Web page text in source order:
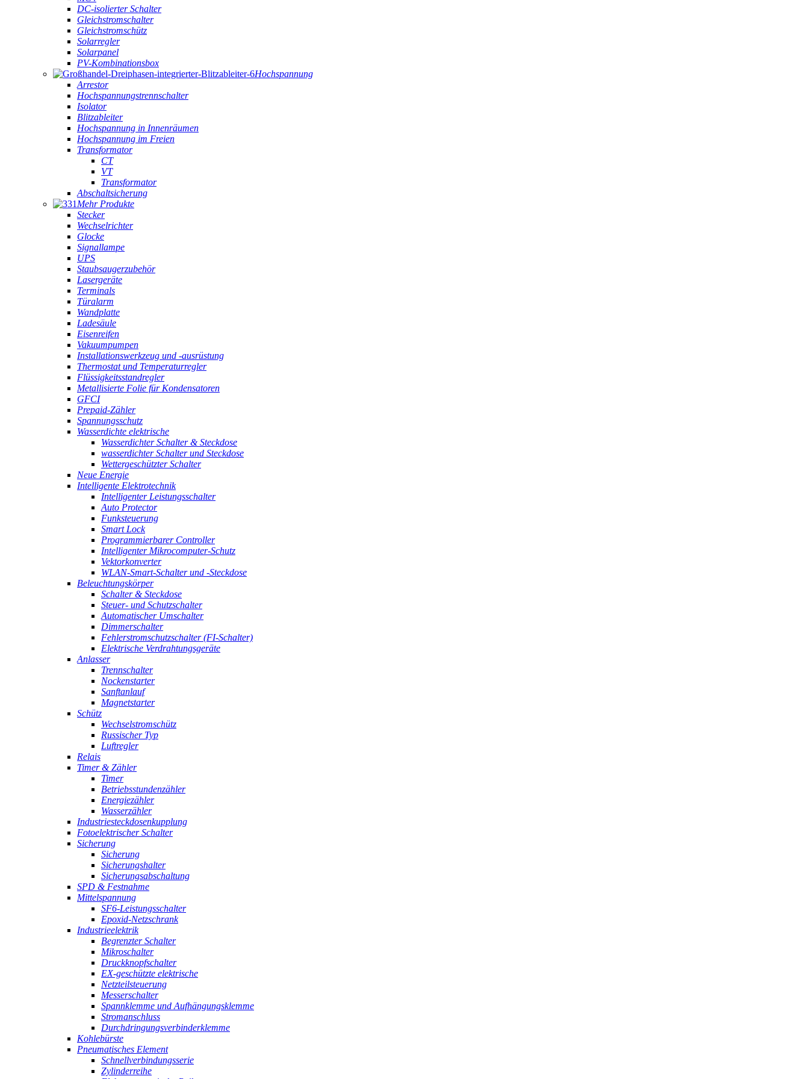
DC-isolierter Schalter
Gleichstromschalter
Gleichstromschütz
Solarregler
Solarpanel
PV-Kombinationsbox
Hochspannung
Arrestor
Hochspannungstrennschalter
Isolator
Blitzableiter
Hochspannung in Innenräumen
Hochspannung im Freien
Transformator
CT
VT
Transformator
Abschaltsicherung
Mehr Produkte
Stecker
Wechselrichter
Glocke
Signallampe
UPS
Staubsaugerzubehör
Lasergeräte
Terminals
Türalarm
Wandplatte
Ladesäule
Eisenreifen
Vakuumpumpen
Installationswerkzeug und -ausrüstung
Thermostat und Temperaturregler
Flüssigkeitsstandregler
Metallisierte Folie für Kondensatoren
GFCI
Prepaid-Zähler
Spannungsschutz
Wasserdichte elektrische
Wasserdichter Schalter & Steckdose
wasserdichter Schalter und Steckdose
Wettergeschützter Schalter
Neue Energie
Intelligente Elektrotechnik
Intelligenter Leistungsschalter
Auto Protector
Funksteuerung
Smart Lock
Programmierbarer Controller
Intelligenter Mikrocomputer-Schutz
Vektorkonverter
WLAN-Smart-Schalter und -Steckdose
Beleuchtungskörper
Schalter & Steckdose
Steuer- und Schutzschalter
Automatischer Umschalter
Dimmerschalter
Fehlerstromschutzschalter (FI-Schalter)
Elektrische Verdrahtungsgeräte
Anlasser
Trennschalter
Nockenstarter
Sanftanlauf
Magnetstarter
Schütz
Wechselstromschütz
Russischer Typ
Luftregler
Relais
Timer & Zähler
Timer
Betriebsstundenzähler
Energiezähler
Wasserzähler
Industriesteckdosenkupplung
Fotoelektrischer Schalter
Sicherung
Sicherung
Sicherungshalter
Sicherungsabschaltung
SPD & Festnahme
Mittelspannung
SF6-Leistungsschalter
Epoxid-Netzschrank
Industrieelektrik
Begrenzter Schalter
Mikroschalter
Druckknopfschalter
EX-geschützte elektrische
Netzteilsteuerung
Messerschalter
Spannklemme und Aufhängungsklemme
Stromanschluss
Durchdringungsverbinderklemme
Kohlebürste
Pneumatisches Element
Schnellverbindungsserie
Zylinderreihe